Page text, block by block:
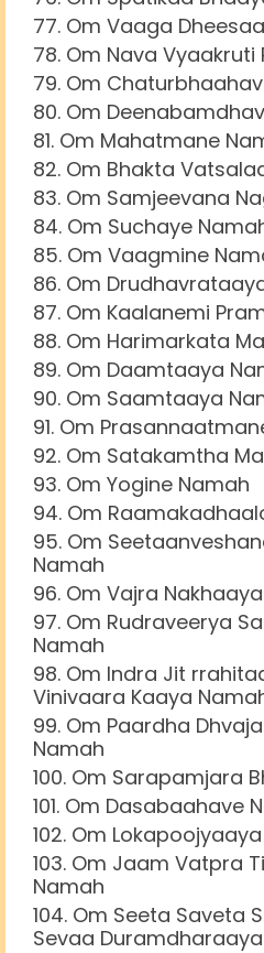
Om Vaaga
Om Nava
Om
Om
Om Mahatmane
Om Bhakta
Om Samjeevana
Om Suchaye
Om Vaagmine
Om
Om Kaalanemi
Om Harimarkata
Om Daamtaaya
Om Saamtaaya
Om
Om Satakamtha
Om Yogine Namah
Om
Om
Namah
Om Vajra
Om Rudraveerya
Namah
Om Indra Jit
Vinivaara Kaaya
Om Paardha
Namah
Om Sarapamjara
Om Dasabaahave
Om
Om Jaam Vatpra
Namah
Om Seeta Saveta
Sevaa